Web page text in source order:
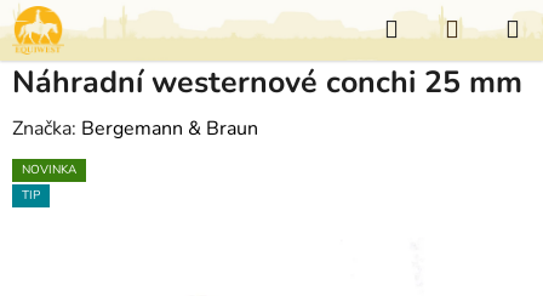
Přejít
na
obsah
Hledat
KOŠÍK
Náhradní westernové conchi 25 mm
Značka: Bergemann & Braun
NOVINKA
TIP